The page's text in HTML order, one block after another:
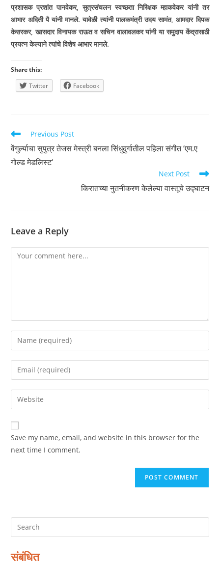
प्रशासक प्रशांत पानवेकर,सुत्रसंचलन स्वच्छता निरिक्षक म्हाकवेकर यांनी तर
आभार अदिती पै यांनी मानले. यावेळी त्यांनी पालकमंत्री उदय सामंत,आमदार दिपक
केसरकर,खासदार विनायक राऊत व सचिन वालावलकर यांनी या समुदाय केंद्रासाठी
प्रयत्न केल्याने त्यांचे विशेष आभार मानले.
Share this:
Twitter
Facebook
Read
more
articles
Previous Post
वेंगुर्ल्याचा सुपुत्र तेजस मेस्त्री बनला सिंधुदुर्गातील पहिला संगीत ‘एम.ए
गोल्ड मेडलिस्ट‘
Next Post
किरातच्या नुतनीकरण केलेल्या वास्तूचे उद्घाटन
Leave a Reply
Comment
Enter
your
name
comment
Enter
your
email
address
comment
Enter
your
website
URL
(optional)
Save my name, email, and website in this browser for the
next time I comment.
संबंधित